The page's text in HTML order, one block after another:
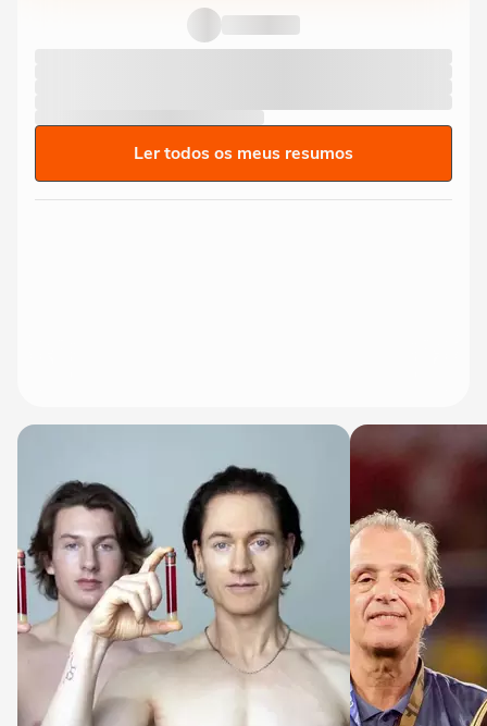
Ler todos os meus resumos